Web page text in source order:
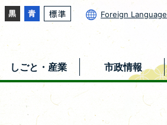
Foreign Language
しごと・産業 市政情報